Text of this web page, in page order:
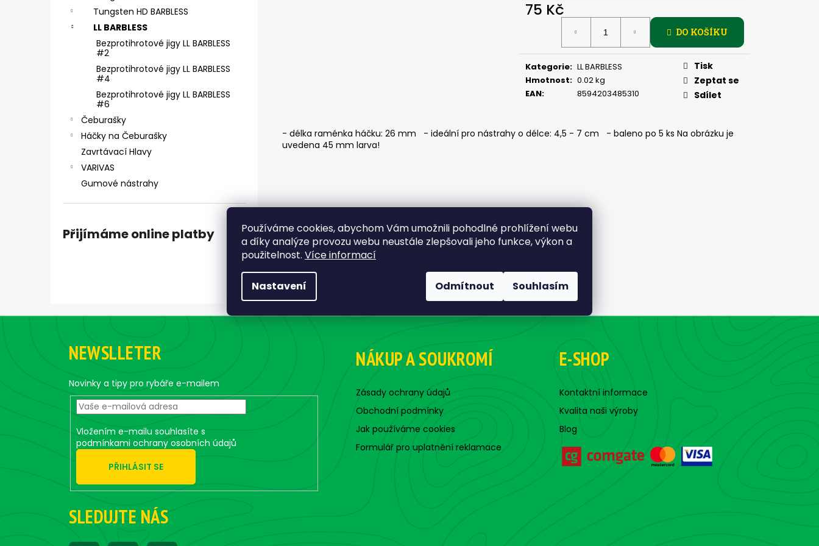
Používáme cookies, abychom Vám umožnili pohodlné prohlížení webu
a díky analýze provozu webu neustále zlepšovali jeho funkce, výkon a
použitelnost. Více informací
Nastavení Odmítnout Souhlasím
Tungsten HD BARBLESS
LL BARBLESS
Bezprotihrotové jigy LL BARBLESS
#2
Bezprotihrotové jigy LL BARBLESS
#4
Bezprotihrotové jigy LL BARBLESS
#6
Čeburašky
Háčky na Čeburašky
Zavrtávací Hlavy
VARIVAS
Gumové nástrahy
Přijímáme online platby
75 Kč
DO KOŠÍKU
Kategorie: LL BARBLESS
Hmotnost: 0.02 kg
EAN: 8594203485310
Tisk
Zeptat se
Sdílet
- délka raménka háčku: 26 mm - ideální pro nástrahy o délce: 4,5 - 7 cm - baleno po 5 ks Na obrázku je
uvedena 45 mm larva!
ČIHÁTKO PŘED ŠPIČKU - KULIČKA 30 MM
ČIHÁTKO PŘED ŠPIČKU - SUCHÝ ZIP 27
Z
NEWSLLETER
Novinky a tipy pro rybáře e-mailem
Vložením e-mailu souhlasíte s
podmínkami ochrany osobních údajů
PŘIHLÁSIT SE
SLEDUJTE NÁS
NÁKUP A SOUKROMÍ
Zásady ochrany údajů
Obchodní podmínky
Jak používáme cookies
Formulář pro uplatnění reklamace
E-SHOP
Kontaktní informace
Kvalita naši výroby
Blog